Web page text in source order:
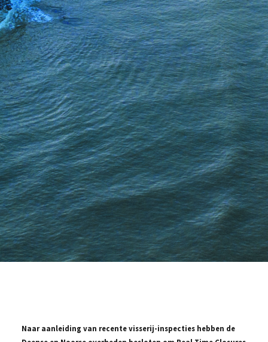
Naar aanleiding van recente visserij-inspecties hebben de